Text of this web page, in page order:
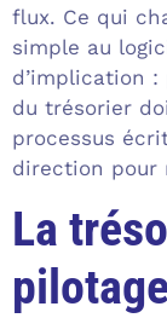
flux. Ce qui
simple au
d’implication
du trésorier
processus
direction pour
La